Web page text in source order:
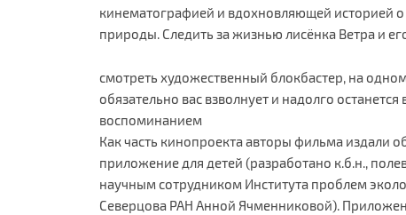
кинематографией и вдохновляющей историей
природы. Следить за жизнью лисёнка Ветра и
смотреть художественный блокбастер, на
обязательно вас взволнует и надолго
воспоминанием
Как часть кинопроекта авторы фильма издали
приложение для детей (разработано к.б.н.,
научным сотрудником Института проблем
Северцова РАН Анной Ячменниковой).